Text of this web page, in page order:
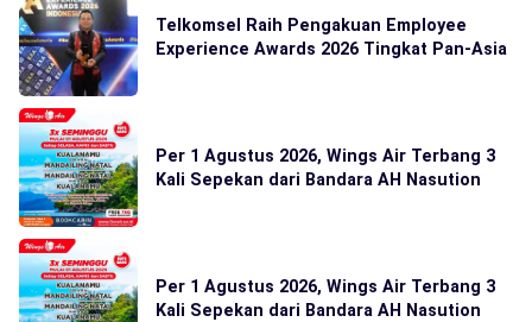
Telkomsel Raih Pengakuan Employee
Experience Awards 2026 Tingkat Pan-Asia
Per 1 Agustus 2026, Wings Air Terbang 3
Kali Sepekan dari Bandara AH Nasution
Per 1 Agustus 2026, Wings Air Terbang 3
Kali Sepekan dari Bandara AH Nasution